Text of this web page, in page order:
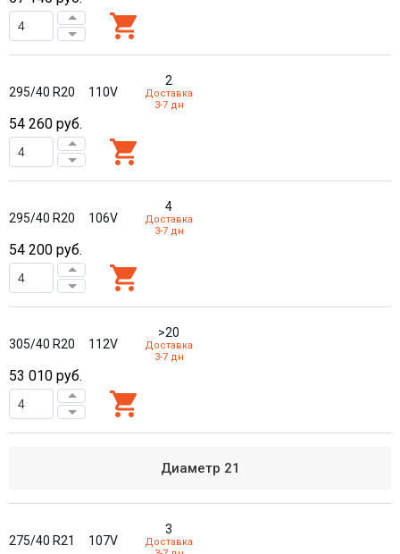
295/40 R20 110V
2
Доставка
3-7 дн
54 260 руб.
295/40 R20 106V
4
Доставка
3-7 дн
54 200 руб.
305/40 R20 112V
>20
Доставка
3-7 дн
53 010 руб.
Диаметр 21
275/40 R21 107V
3
Доставка